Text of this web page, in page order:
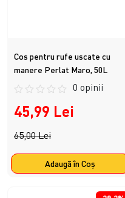
Cos pentru rufe uscate cu
manere Perlat Maro, 50L
0 opinii
45,99 Lei
65,00 Lei
Adaugă în Coş